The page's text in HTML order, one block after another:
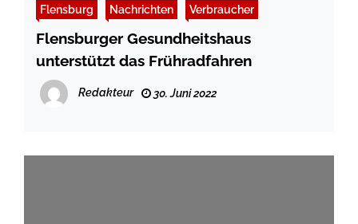
Flensburg Nachrichten Verbraucher
Flensburger Gesundheitshaus
unterstützt das Frühradfahren
Redakteur 30. Juni 2022